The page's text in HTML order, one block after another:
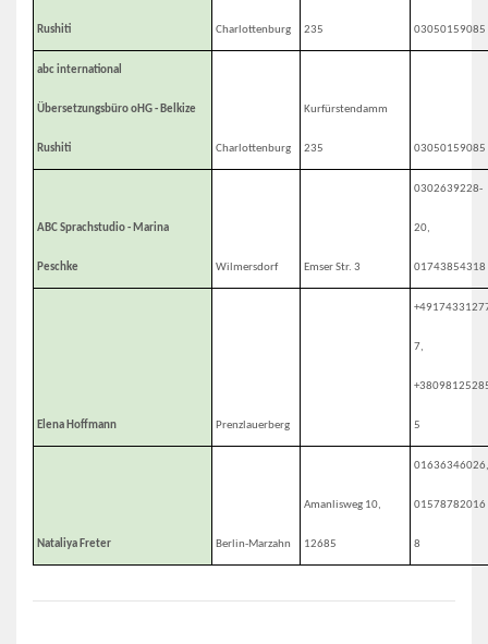
Rushiti Charlottenburg 235 03050159085
abc international
Übersetzungsbüro oHG - Belkize
Rushiti Charlottenburg
Kurfürstendamm
235 03050159085
ABC Sprachstudio - Marina
Peschke Wilmersdorf Emser Str. 3
0302639228-
20,
01743854318
Elena Hoffmann Prenzlauerberg
7,
5
Nataliya Freter Berlin-Marzahn
Amanlisweg 10,
12685
01636346026,
01578782016
8